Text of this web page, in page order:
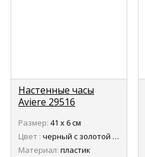
Настенные часы
Aviere 29516
Размер: 41 х 6 см
Цвет : черный с золотой патиной
Материал: пластик